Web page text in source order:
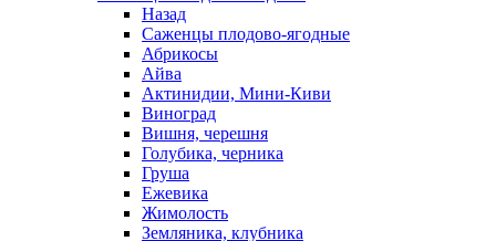
Назад
Саженцы плодово-ягодные
Абрикосы
Айва
Актинидии, Мини-Киви
Виноград
Вишня, черешня
Голубика, черника
Груша
Ежевика
Жимолость
Земляника, клубника